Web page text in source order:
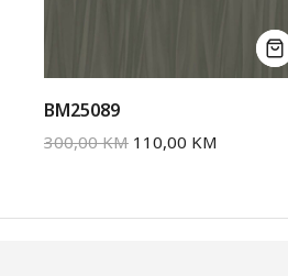
BM25089
300,00KM 110,00 KM